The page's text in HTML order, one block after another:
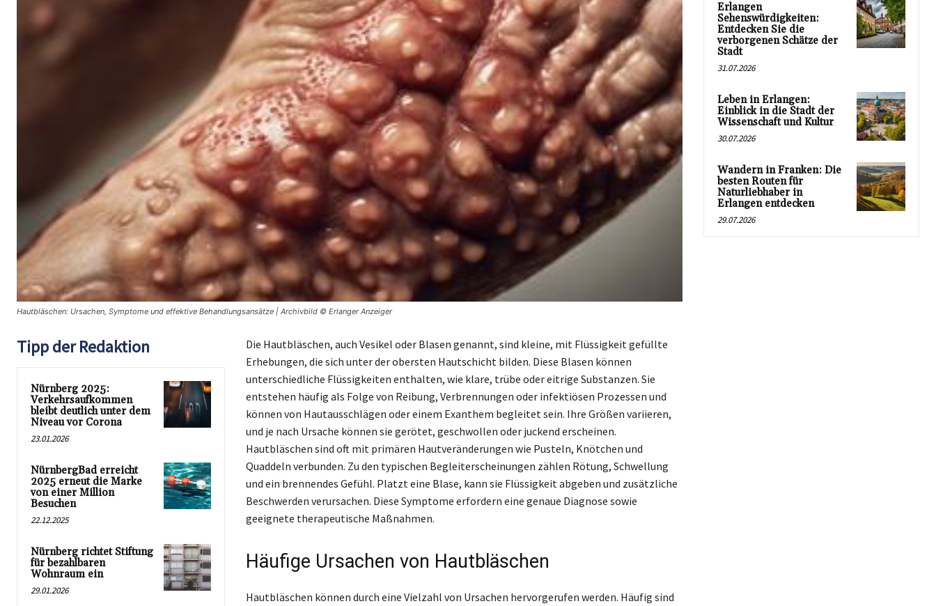
Hautbläschen: Ursachen, Symptome und effektive Behandlungsansätze | Archivbild © Erlanger Anzeiger
Tipp der Redaktion
Nürnberg 2025:
Verkehrsaufkommen
bleibt deutlich unter dem
Niveau vor Corona
23.01.2026
NürnbergBad erreicht
2025 erneut die Marke
von einer Million
Besuchen
22.12.2025
Nürnberg richtet Stiftung
für bezahlbaren
Wohnraum ein
29.01.2026
Die Hautbläschen, auch Vesikel oder Blasen genannt, sind kleine, mit Flüssigkeit gefüllte
Erhebungen, die sich unter der obersten Hautschicht bilden. Diese Blasen können
unterschiedliche Flüssigkeiten enthalten, wie klare, trübe oder eitrige Substanzen. Sie
entstehen häufig als Folge von Reibung, Verbrennungen oder infektiösen Prozessen und
können von Hautausschlägen oder einem Exanthem begleitet sein. Ihre Größen variieren,
und je nach Ursache können sie gerötet, geschwollen oder juckend erscheinen.
Hautbläschen sind oft mit primären Hautveränderungen wie Pusteln, Knötchen und
Quaddeln verbunden. Zu den typischen Begleiterscheinungen zählen Rötung, Schwellung
und ein brennendes Gefühl. Platzt eine Blase, kann sie Flüssigkeit abgeben und zusätzliche
Beschwerden verursachen. Diese Symptome erfordern eine genaue Diagnose sowie
geeignete therapeutische Maßnahmen.
Häufige Ursachen von Hautbläschen
Hautbläschen können durch eine Vielzahl von Ursachen hervorgerufen werden. Häufig sind
Erlangen
Sehenswürdigkeiten:
Entdecken Sie die
verborgenen Schätze der
Stadt
31.07.2026
Leben in Erlangen:
Einblick in die Stadt der
Wissenschaft und Kultur
30.07.2026
Wandern in Franken: Die
besten Routen für
Naturliebhaber in
Erlangen entdecken
29.07.2026